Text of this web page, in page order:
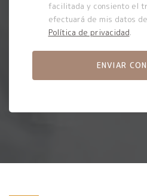
facilitada y consiento el
efectuará de mis datos
Política de privacidad.